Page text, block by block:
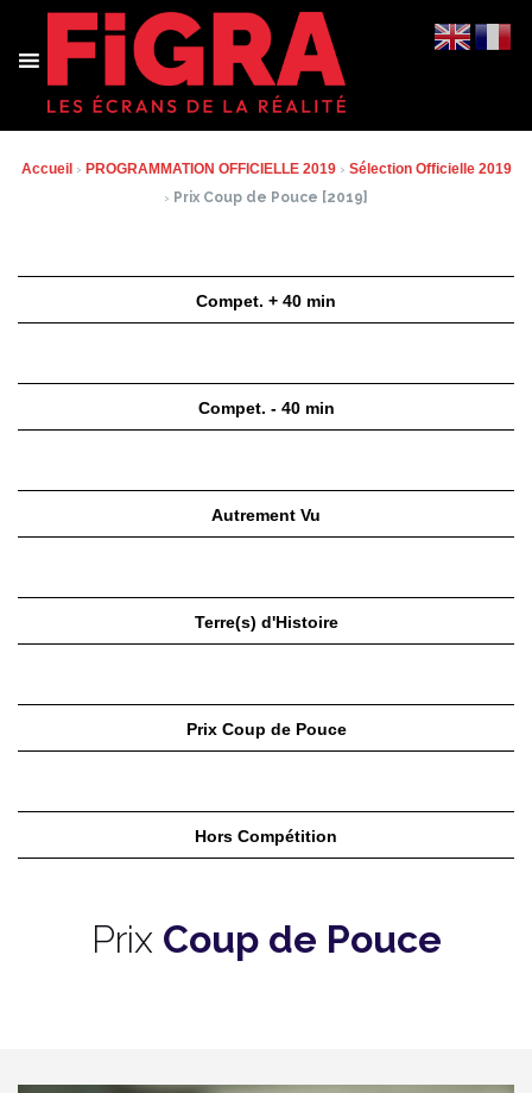
contenu
Accueil › PROGRAMMATION OFFICIELLE 2019› Sélection Officielle 2019
› Prix Coup de Pouce [2019]
Compet. + 40 min
Compet. - 40 min
Autrement Vu
Terre(s) d'Histoire
Prix Coup de Pouce
Hors Compétition
Prix Coup de Pouce